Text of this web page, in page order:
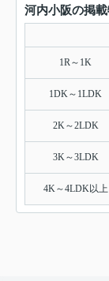
河内小阪の掲
1R～1K
1DK～1LDK
2K～2LDK
3K～3LDK
4K～4LDK以上